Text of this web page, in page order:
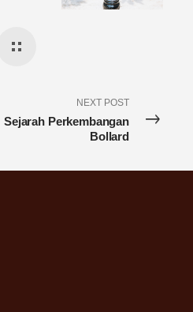
NEXT POST
Sejarah Perkembangan
Bollard